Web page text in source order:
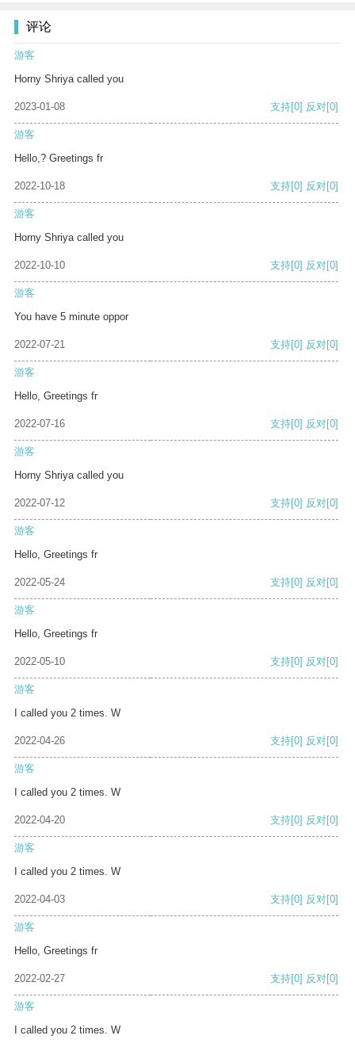
评论
游客
Horny Shriya called you
2023-01-08 支持[0] 反对[0]
游客
Hello,? Greetings fr
2022-10-18 支持[0] 反对[0]
游客
Horny Shriya called you
2022-10-10 支持[0] 反对[0]
游客
You have 5 minute oppor
2022-07-21 支持[0] 反对[0]
游客
Hello, Greetings fr
2022-07-16 支持[0] 反对[0]
游客
Horny Shriya called you
2022-07-12 支持[0] 反对[0]
游客
Hello, Greetings fr
2022-05-24 支持[0] 反对[0]
游客
Hello, Greetings fr
2022-05-10 支持[0] 反对[0]
游客
I called you 2 times. W
2022-04-26 支持[0] 反对[0]
游客
I called you 2 times. W
2022-04-20 支持[0] 反对[0]
游客
I called you 2 times. W
2022-04-03 支持[0] 反对[0]
游客
Hello, Greetings fr
2022-02-27 支持[0] 反对[0]
游客
I called you 2 times. W